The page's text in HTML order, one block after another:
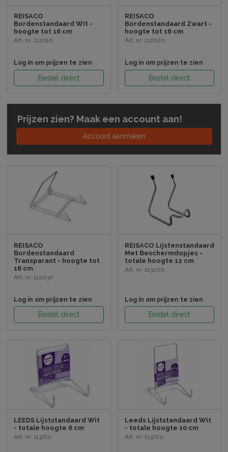
REISACO
Bordenstandaard Wit -
hoogte tot 16 cm
Art. nr: 112010
Log in om prijzen te zien
Bestel direct
REISACO
Bordenstandaard Zwart -
hoogte tot 16 cm
Art. nr: 112020
Log in om prijzen te zien
Bestel direct
Prijzen zien? Maak een account aan!
Account aanmaken
REISACO
Bordenstandaard
Transparant - hoogte tot
16 cm
Art. nr: 112030
Log in om prijzen te zien
Bestel direct
REISACO Lijstenstandaard
Met Beschermdopjes -
totale hoogte 12 cm
Art. nr: 113200
Log in om prijzen te zien
Bestel direct
LEEDS Lijststandaard Wit
- totale hoogte 6 cm
Art. nr: 113710
Leeds Lijststandaard Wit
- totale hoogte 10 cm
Art. nr: 113720